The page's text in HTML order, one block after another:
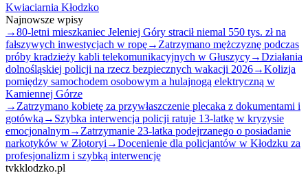
Kwiaciarnia Kłodzko
Najnowsze wpisy
→80-letni mieszkaniec Jeleniej Góry stracił niemal 550 tys. zł na
fałszywych inwestycjach w ropę→ Zatrzymano mężczyznę podczas
próby kradzieży kabli telekomunikacyjnych w Głuszycy→Działania
dolnośląskiej policji na rzecz bezpiecznych wakacji 2026→Kolizja
pomiędzy samochodem osobowym a hulajnogą elektryczną w
Kamiennej Górze
→ Zatrzymano kobietę za przywłaszczenie plecaka z dokumentami i
gotówką → Szybka interwencja policji ratuje 13-latkę w kryzysie
emocjonalnym→ Zatrzymanie 23-latka podejrzanego o posiadanie
narkotyków w Złotoryi →Docenienie dla policjantów w Kłodzku za
profesjonalizm i szybką interwencję
tvkklodzko.pl